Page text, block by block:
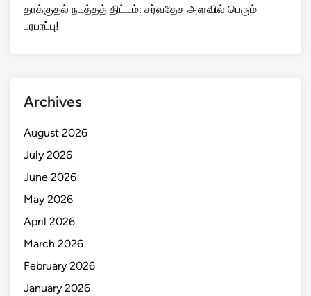
தாக்குதல் நடத்தத் திட்டம்: சர்வதேச அளவில் பெரும்
பரபரப்பு!
Archives
August 2026
July 2026
June 2026
May 2026
April 2026
March 2026
February 2026
January 2026